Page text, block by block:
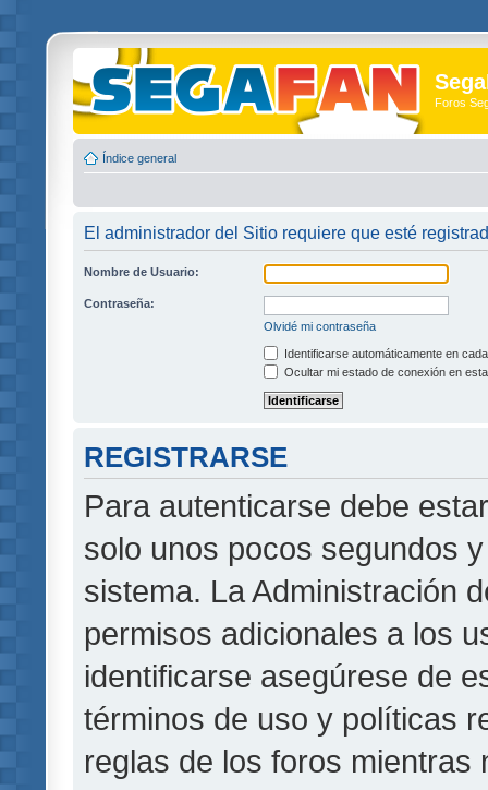
Foros
Índice general
El administrador del Sitio requiere que esté
Nombre de Usuario:
Contraseña:
Olvidé mi contraseña
Identificarse automáticamente en
Ocultar mi estado de conexión en
REGISTRARSE
Para autenticarse debe
solo unos pocos segundos
sistema. La Administración
permisos adicionales a los
identificarse asegúrese de
términos de uso y políticas
reglas de los foros mientras